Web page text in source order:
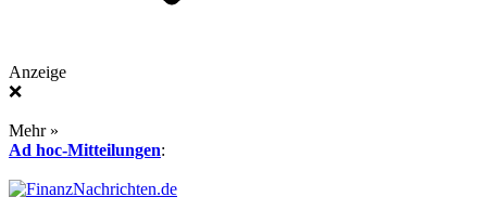
Anzeige
❌
Mehr »
Ad hoc-Mitteilungen: